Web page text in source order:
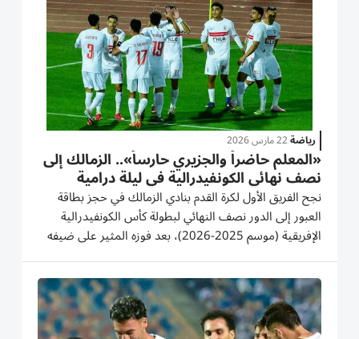
رياضة22 مارس 2026
«المعلم حاضراً والجزيري حارساً».. الزمالك إلى
نصف نهائي الكونفيدرالية في ليلة درامية
نجح الفريق الأول لكرة القدم بنادي الزمالك في حجز بطاقة
العبور إلى الدور نصف النهائي لبطولة كأس الكونفيدرالية
الإفريقية (موسم 2025-2026)، بعد فوزه المثير على ضيفه
أوتوهو دويو الكونغولي بنتيجة (2-1)، في لقاء الإياب الذي
احتضنه استاد القاهرة الدولي مساء اليوم الأحد. وبهذا
الانتصار،...